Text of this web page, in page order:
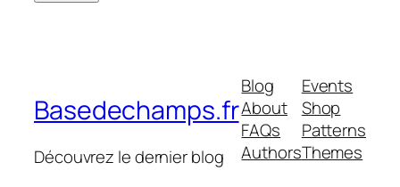
Basedechamps.fr
Découvrez le dernier blog
Blog
About
FAQs
Authors
Events
Shop
Patterns
Themes